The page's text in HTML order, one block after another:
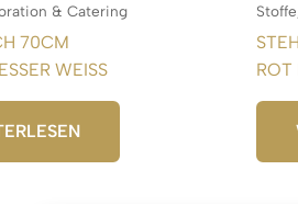
& Catering
70CM
WEISS
ROT